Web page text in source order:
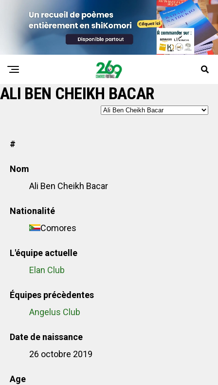
ALI BEN CHEIKH BACAR
#
Nom
Ali Ben Cheikh Bacar
Nationalité
Comores
L'équipe actuelle
Elan Club
Équipes précèdentes
Angelus Club
Date de naissance
26 octobre 2019
Age